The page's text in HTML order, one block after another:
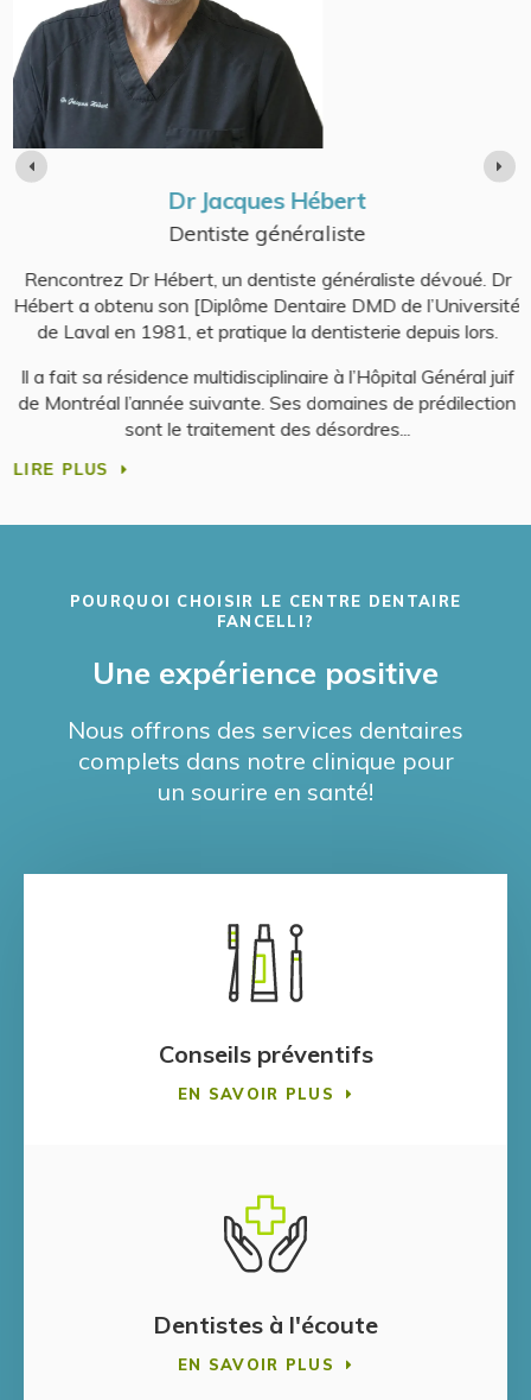
Dr Jacques Hébert
Dentiste généraliste
Rencontrez Dr Hébert, un dentiste généraliste dévoué. Dr
Hébert a obtenu son [Diplôme Dentaire DMD de l’Université
de Laval en 1981, et pratique la dentisterie depuis lors.
Il a fait sa résidence multidisciplinaire à l’Hôpital Général juif
de Montréal l’année suivante. Ses domaines de prédilection
sont le traitement des désordres
LIRE PLUS
POURQUOI CHOISIR LE CENTRE DENTAIRE
FANCELLI?
Une expérience positive
Nous offrons des services dentaires
complets dans notre clinique pour
un sourire en santé!
Conseils préventifs
EN SAVOIR PLUS
Dentistes à l'écoute
EN SAVOIR PLUS